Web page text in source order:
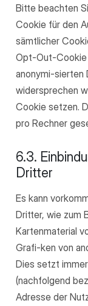
Bitte beachten
Cookie für den
sämtlicher
Opt-Out-Cookie
anonymi-sierten
widersprechen
Cookie setzen.
pro Rechner
6.3.
Dritter
Es kann
Dritter, wie zum
Kartenmaterial
Grafi-ken von
Dies setzt
(nachfolgend
Adresse der